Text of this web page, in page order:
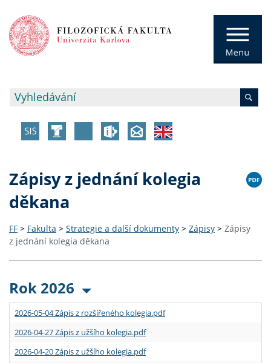
Zápisy z jednání kolegia
děkana
FF > Fakulta > Strategie a další dokumenty > Zápisy > Zápisy
z jednání kolegia děkana
Rok 2026
2026-05-04 Zápis z rozšířeného kolegia.pdf
2026-04-27 Zápis z užšího kolegia.pdf
2026-04-20 Zápis z užšího kolegia.pdf